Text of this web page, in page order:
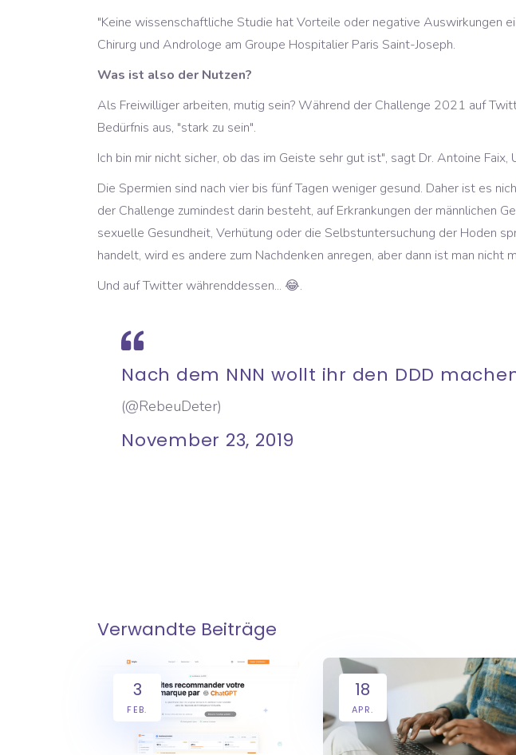
"Keine wissenschaftliche Studie hat Vorteile oder negative Auswirkungen
Chirurg und Androloge am Groupe Hospitalier Paris Saint-Joseph.
Was ist also der Nutzen?
Als Freiwilliger arbeiten, mutig sein? Während der Challenge 2021 auf
Bedürfnis aus, "stark zu sein".
Ich bin mir nicht sicher, ob das im Geiste sehr gut ist", sagt Dr. Antoine
Die Spermien sind nach vier bis fünf Tagen weniger gesund. Daher ist es
der Challenge zumindest darin besteht, auf Erkrankungen der männlichen
sexuelle Gesundheit, Verhütung oder die Selbstuntersuchung der Hoden
handelt, wird es andere zum Nachdenken anregen, aber dann ist man
Und auf Twitter währenddessen... 😂.
Nach dem NNN wollt ihr den DDD
(@RebeuDeter)
November 23, 2019
Verwandte Beiträge
3
FEB.
18
APR.